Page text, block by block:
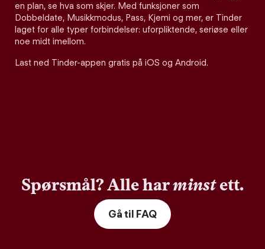
en plan, se hva som skjer. Med funksjoner som
Dobbeldate, Musikkmodus, Pass, Kjemi og mer, er Tinder
laget for alle typer forbindelser: uforpliktende, seriøse eller
noe midt imellom.
Last ned Tinder-appen gratis på iOS og Android.
Spørsmål? Alle harminstett.
Gå til FAQ